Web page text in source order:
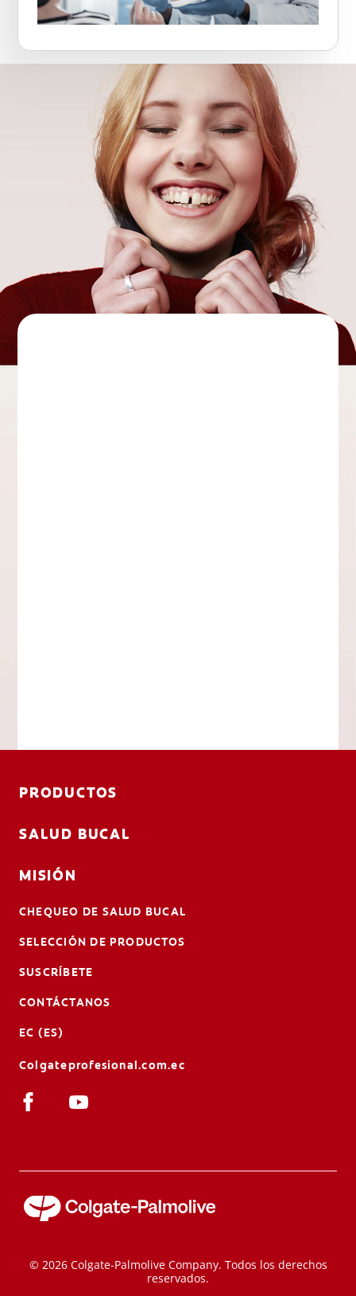
PRODUCTOS
SALUD BUCAL
MISIÓN
CHEQUEO DE SALUD BUCAL
SELECCIÓN DE PRODUCTOS
SUSCRÍBETE
CONTÁCTANOS
EC (ES)
Colgateprofesional.com.ec
© 2026 Colgate-Palmolive Company. Todos los derechos
reservados.